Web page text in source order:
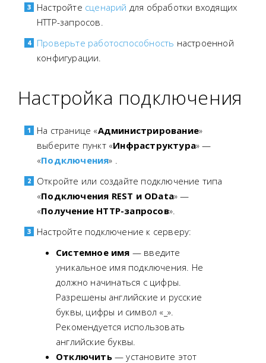
Настройте сценарий для обработки входящих
HTTP-запросов.
Проверьте работоспособность настроенной
конфигурации.
Настройка подключения
На странице «Администрирование»
выберите пункт «Инфраструктура» —
«Подключения»
Откройте или создайте подключение типа
«Подключения REST и OData» —
«Получение HTTP-запросов».
Настройте подключение к серверу:
Системное имя — введите
уникальное имя подключения. Не
должно начинаться с цифры.
Разрешены английские и русские
буквы, цифры и символ «_».
Рекомендуется использовать
английские буквы.
Отключить— установите этот